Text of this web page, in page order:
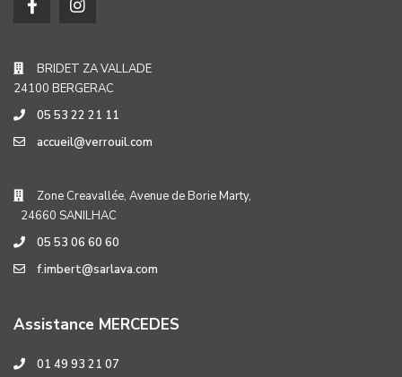
BRIDET ZA VALLADE
24100 BERGERAC
05 53 22 21 11
accueil@verrouil.com
Zone Creavallée, Avenue de Borie Marty,
24660 SANILHAC
05 53 06 60 60
f.imbert@sarlava.com
Assistance MERCEDES
01 49 93 21 07